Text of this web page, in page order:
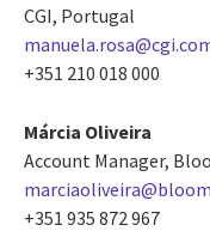
CGI, Portugal
+351 210 018 000
Márcia Oliveira
Account Manager,
+351 935 872 967